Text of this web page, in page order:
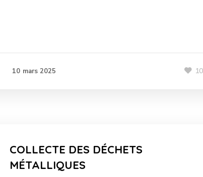
10 mars 2025
COLLECTE DES DÉCHETS
MÉTALLIQUES